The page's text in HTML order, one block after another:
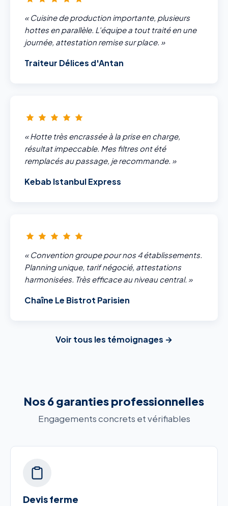
« Cuisine de production importante, plusieurs
hottes en parallèle. L'équipe a tout traité en une
journée, attestation remise sur place. »
Traiteur Délices d'Antan
« Hotte très encrassée à la prise en charge,
résultat impeccable. Mes filtres ont été
remplacés au passage, je recommande. »
Kebab Istanbul Express
« Convention groupe pour nos 4 établissements.
Planning unique, tarif négocié, attestations
harmonisées. Très efficace au niveau central. »
Chaîne Le Bistrot Parisien
Voir tous les témoignages →
Nos 6 garanties professionnelles
Engagements concrets et vérifiables
Devis ferme